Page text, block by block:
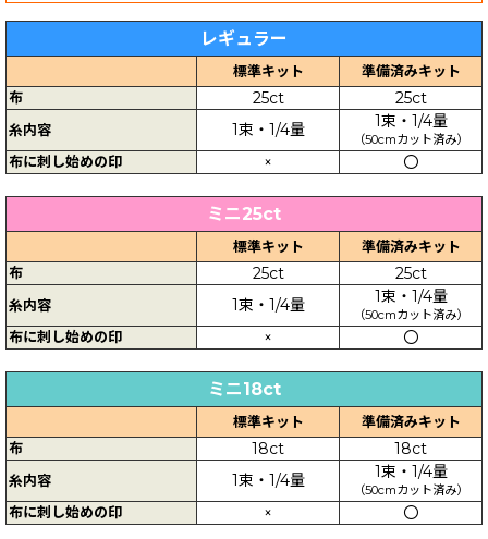
レギュラー
標準キット
準備済みキット
布
25ct 25ct
糸内容 1束・1/4量 1束・1/4量
（50cmカット済み）
布に刺し始めの印 × 〇
ミニ25ct
標準キット
準備済みキット
布
25ct 25ct
糸内容 1束・1/4量 1束・1/4量
（50cmカット済み）
布に刺し始めの印 × 〇
ミニ18ct
標準キット
準備済みキット
布
18ct 18ct
糸内容 1束・1/4量 1束・1/4量
（50cmカット済み）
布に刺し始めの印 × 〇